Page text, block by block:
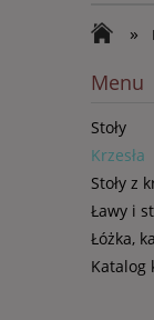
»
Menu
Stoły
Krzesła
Stoły z
Ławy i
Łóżka,
Katalog